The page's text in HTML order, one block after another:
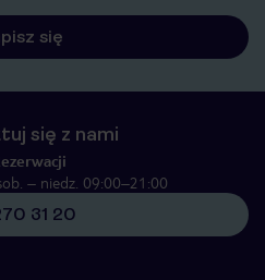
się
się z nami
– niedz. 09:00–21:00
31 20